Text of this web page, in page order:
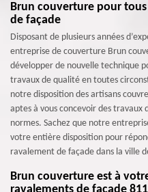
Brun couverture pour
de façade
Disposant de plusieurs années
entreprise de couverture Brun
développer de nouvelle technique
travaux de qualité en toutes
notre disposition des artisans
aptes à vous concevoir des travaux
normes. Sachez que notre
votre entière disposition pour
ravalement de façade dans la ville
Brun couverture est à